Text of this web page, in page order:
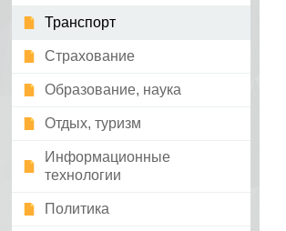
Транспорт
Страхование
Образование, наука
Отдых, туризм
Информационные
технологии
Политика